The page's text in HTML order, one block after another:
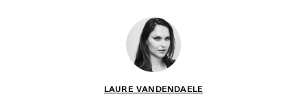
LAURE VANDENDAELE